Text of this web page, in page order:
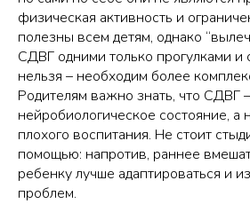
физическая активность и
полезны всем детям, однако
СДВГ одними только прогулками и
нельзя – необходим более
Родителям важно знать, что СДВГ –
нейробиологическое состояние, а
плохого воспитания. Не стоит
помощью: напротив, раннее
ребенку лучше адаптироваться и
проблем.